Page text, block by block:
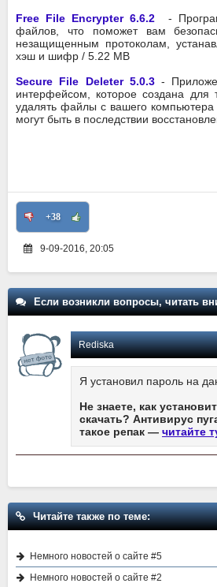
Free File Encrypter 6.6.2
-
файлов, что поможет вам
незащищенным протоколам,
хэш и шифр / 5.22 MB
Secure File Deleter 5.0.3-
интерфейсом, которое создана для
удалять файлы с вашего компьютера
могут быть в последствии
+38
9-09-2016, 20:05
Если возникли вопросы, читать
Rediska
Я установил пароль на
Не знаете, как
скачать? Антивирус
такое репак — читайте
Читайте также по теме:
Немного новостей о сайте #5
Немного новостей о сайте #2